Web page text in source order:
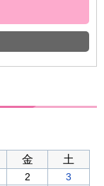
金 土
2
3